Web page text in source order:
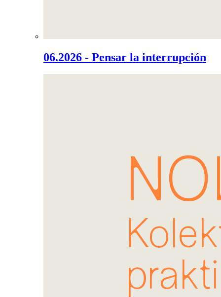
06.2026 - Pensar la interrupción